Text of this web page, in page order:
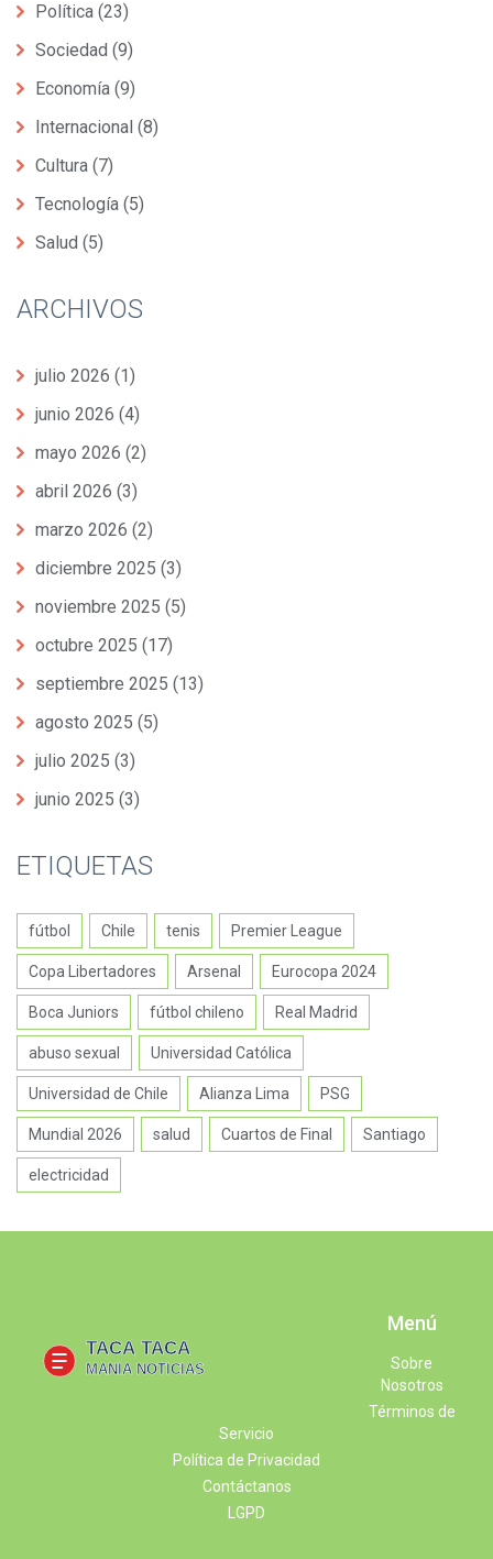
Política (23)
Sociedad (9)
Economía (9)
Internacional (8)
Cultura (7)
Tecnología (5)
Salud (5)
ARCHIVOS
julio 2026 (1)
junio 2026 (4)
mayo 2026 (2)
abril 2026 (3)
marzo 2026 (2)
diciembre 2025 (3)
noviembre 2025 (5)
octubre 2025 (17)
septiembre 2025 (13)
agosto 2025 (5)
julio 2025 (3)
junio 2025 (3)
ETIQUETAS
fútbol Chile tenis Premier League
Copa Libertadores Arsenal Eurocopa 2024
Boca Juniors fútbol chileno Real Madrid
abuso sexual Universidad Católica
Universidad de Chile Alianza Lima PSG
Mundial 2026 salud Cuartos de Final Santiago
electricidad
Menú
Sobre
Nosotros
Términos de
Servicio
Política de Privacidad
Contáctanos
LGPD